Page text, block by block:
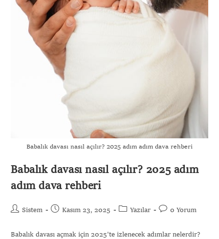
Babalık davası nasıl açılır? 2025 adım adım dava rehberi
Babalık davası nasıl açılır? 2025 adım
adım dava rehberi
Sistem Kasım 23, 2025 Yazılar 0 Yorum
Babalık davası açmak için 2025'te izlenecek adımlar nelerdir?